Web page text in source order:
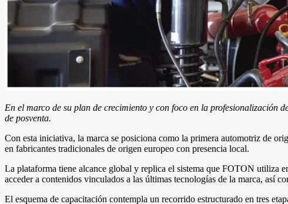
En el marco de su plan de crecimiento y con foco en la
de posventa.
Con esta iniciativa, la marca se posiciona como la primera automotriz de
en fabricantes tradicionales de origen europeo con presencia local.
La plataforma tiene alcance global y replica el sistema que FOTON utiliza
acceder a contenidos vinculados a las últimas tecnologías de la marca, así
El esquema de capacitación contempla un recorrido estructurado en tres